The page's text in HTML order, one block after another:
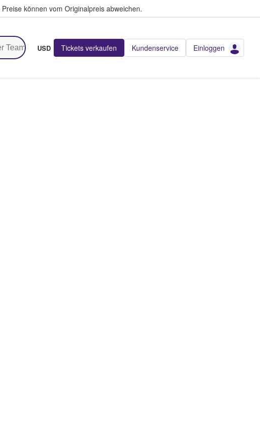
Preise können vom Originalpreis abweichen.
USD Tickets verkaufen Kundenservice Einloggen